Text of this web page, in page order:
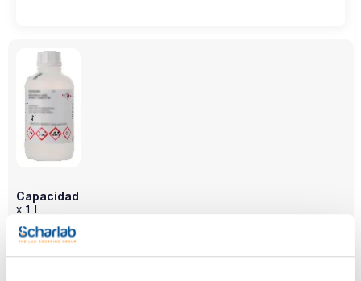
sustancias carbonizables con H2SO4: pasa test
materia no volátil : max. 0,0005 %
agua (K.F.): max. 0,05 %
Capacidad
x 1 l
Referencia